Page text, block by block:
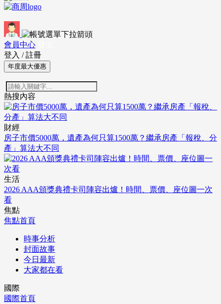
會員中心
登入 / 註冊
年度最大優惠
熱搜內容
財經
房子市價5000萬，遺產為何只算1500萬？繼承房產「報稅、分
產」算法大不同
生活
2026 AAA頒獎典禮卡司陣容出爐！時間、票價、座位圖一次
看
焦點
焦點首頁
時事分析
封面故事
今日最新
大家都在看
國際
國際首頁